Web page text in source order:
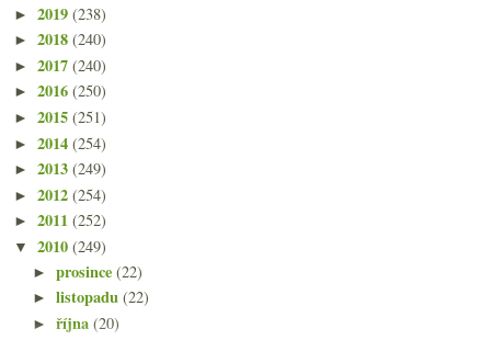
► 2019 (238)
► 2018 (240)
► 2017 (240)
► 2016 (250)
► 2015 (251)
► 2014 (254)
► 2013 (249)
► 2012 (254)
► 2011 (252)
▼ 2010 (249)
►prosince(22)
►listopadu(22)
►října(20)